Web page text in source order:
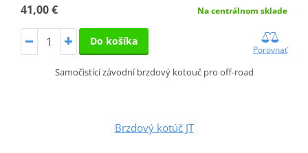
41,00 € Na centrálnom sklade
Do košíka
Porovnať
Samočistící závodní brzdový kotouč pro off-road
Brzdový kotúč JT